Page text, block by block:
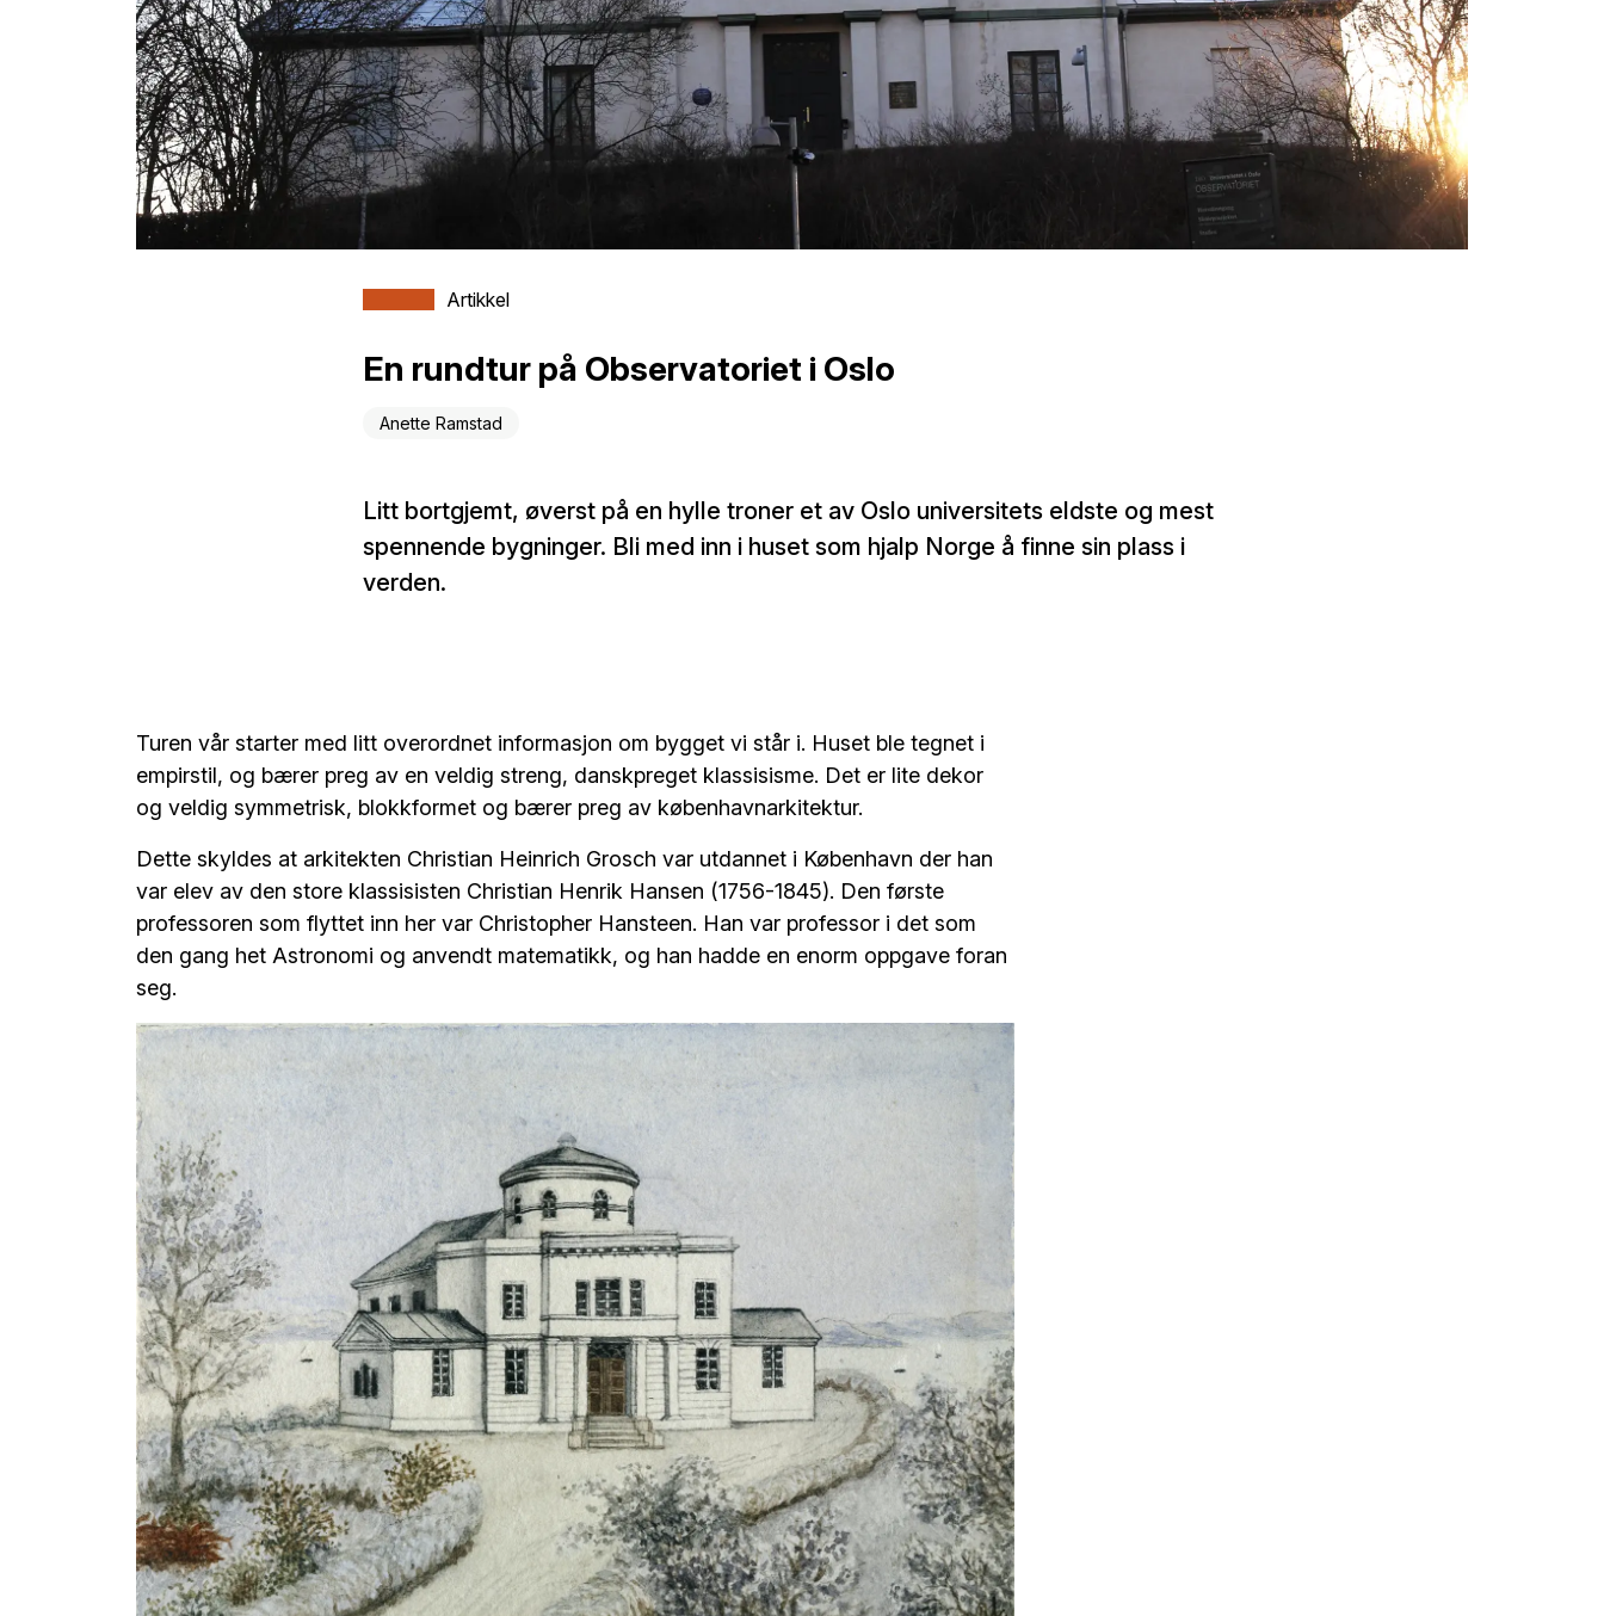
Artikkel
En rundtur på Observatoriet i Oslo
Litt bortgjemt, øverst på en hylle troner et av Oslo universitets eldste og mest
spennende bygninger. Bli med inn i huset som hjalp Norge å finne sin plass i
verden.
Turen vår starter med litt overordnet informasjon om bygget vi står i. Huset ble tegnet i
empirstil, og bærer preg av en veldig streng, danskpreget klassisisme. Det er lite dekor
og veldig symmetrisk, blokkformet og bærer preg av københavnarkitektur.
Dette skyldes at arkitekten Christian Heinrich Grosch var utdannet i København der han
var elev av den store klassisisten Christian Henrik Hansen (1756-1845). Den første
professoren som flyttet inn her var Christopher Hansteen. Han var professor i det som
den gang het Astronomi og anvendt matematikk, og han hadde en enorm oppgave foran